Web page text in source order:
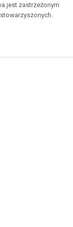
jest zastrzeżonym